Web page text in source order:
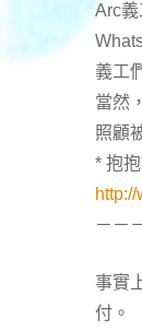
Arc
義工
當然
照顧
* 抱
－－
事實
付。